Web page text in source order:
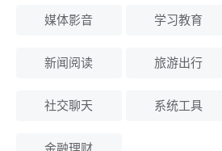
媒体影音 学习教育
新闻阅读 旅游出行
社交聊天 系统工具